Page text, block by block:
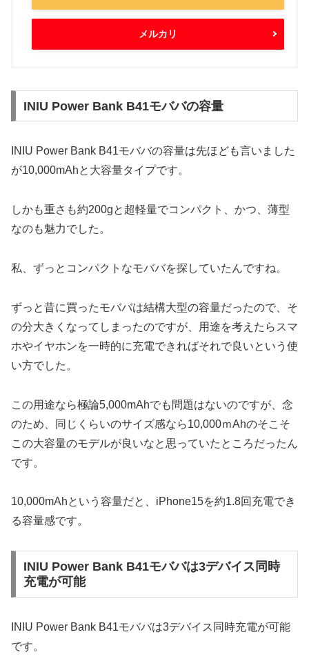
メルカリ
INIU Power Bank B41モババの容量
INIU Power Bank B41モババの容量は先ほども言いました
が10,000mAhと大容量タイプです。
しかも重さも約200gと超軽量でコンパクト、かつ、薄型
なのも魅力でした。
私、ずっとコンパクトなモババを探していたんですね。
ずっと昔に買ったモババは結構大型の容量だったので、そ
の分大きくなってしまったのですが、用途を考えたらスマ
ホやイヤホンを一時的に充電できればそれで良いという使
い方でした。
この用途なら極論5,000mAhでも問題はないのですが、念
のため、同じくらいのサイズ感なら10,000ｍAhのそこそ
この大容量のモデルが良いなと思っていたところだったん
です。
10,000mAhという容量だと、iPhone15を約1.8回充電でき
る容量感です。
INIU Power Bank B41モババは3デバイス同時
充電が可能
INIU Power Bank B41モババは3デバイス同時充電が可能
です。